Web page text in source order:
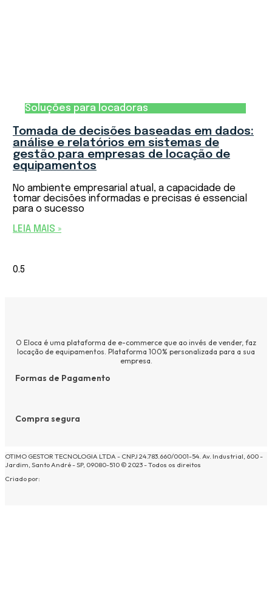
Soluções para locadoras
Tomada de decisões baseadas em dados:
análise e relatórios em sistemas de
gestão para empresas de locação de
equipamentos
No ambiente empresarial atual, a capacidade de
tomar decisões informadas e precisas é essencial
para o sucesso
LEIA MAIS »
O Eloca é uma plataforma de e-commerce que ao invés de vender, faz
locação de equipamentos. Plataforma 100% personalizada para a sua
empresa.
Formas de Pagamento
Compra segura
OTIMO GESTOR TECNOLOGIA LTDA - CNPJ 24.783.660/0001-54. Av. Industrial, 600 -
Jardim, Santo André - SP, 09080-510 © 2023 - Todos os direitos
Criado por: